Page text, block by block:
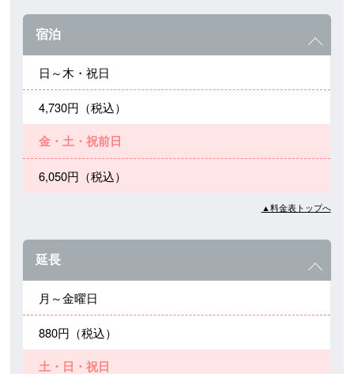
宿泊
日～木・祝日
4,730円（税込）
金・土・祝前日
6,050円（税込）
▲料金表トップへ
延長
月～金曜日
880円（税込）
土・日・祝日